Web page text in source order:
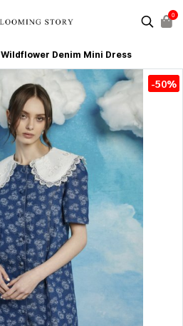
0
Wildflower Denim Mini Dress
-50%